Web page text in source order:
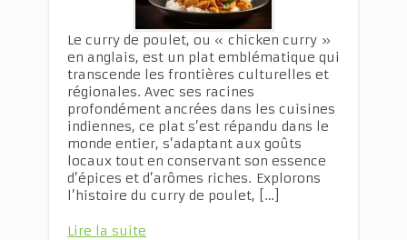
Le curry de poulet, ou « chicken curry »
en anglais, est un plat emblématique qui
transcende les frontières culturelles et
régionales. Avec ses racines
profondément ancrées dans les cuisines
indiennes, ce plat s’est répandu dans le
monde entier, s’adaptant aux goûts
locaux tout en conservant son essence
d’épices et d’arômes riches. Explorons
l’histoire du curry de poulet, […]
Lire la suite